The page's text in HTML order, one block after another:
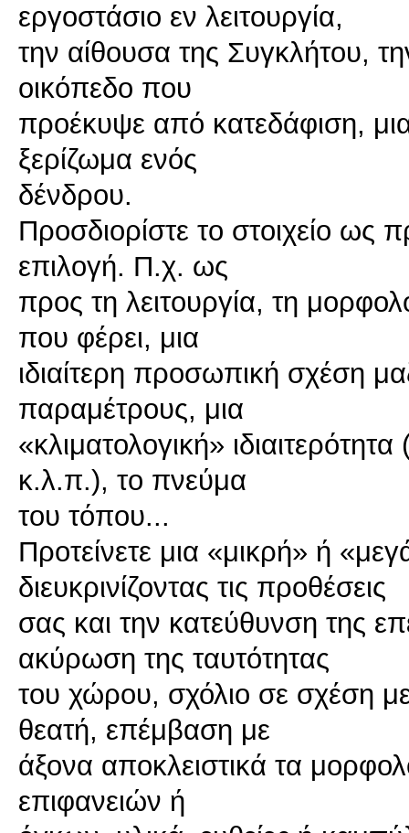
εργοστάσιο εν λειτουργία,
την αίθουσα της Συγκλήτου,
οικόπεδο που
προέκυψε από κατεδάφιση,
ξερίζωμα ενός
δένδρου.
Προσδιορίστε το στοιχείο ως
επιλογή. Π.χ. ως
προς τη λειτουργία, τη
που φέρει, μια
ιδιαίτερη προσωπική σχέση
παραμέτρους, μια
«κλιματολογική»
κ.λ.π.), το πνεύμα
του τόπου...
Προτείνετε μια «μικρή» ή
διευκρινίζοντας τις προθέσεις
σας και την κατεύθυνση της
ακύρωση της ταυτότητας
του χώρου, σχόλιο σε σχέση
θεατή, επέμβαση με
άξονα αποκλειστικά τα
επιφανειών ή